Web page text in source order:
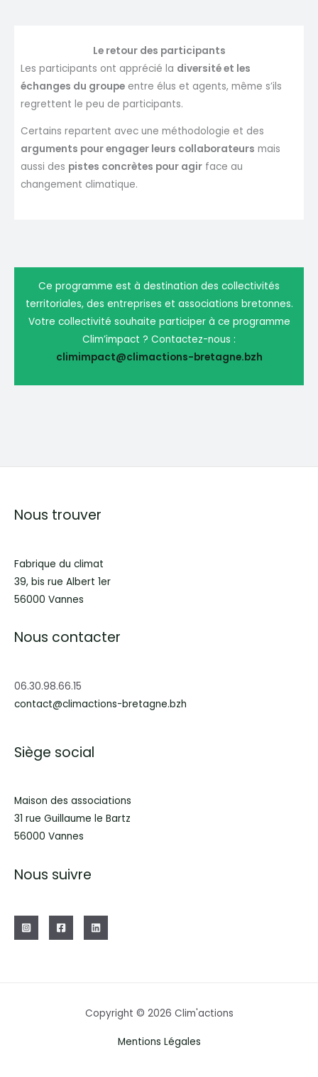
Le retour des participants
Les participants ont apprécié la diversité et les
échanges du groupe entre élus et agents, même s’ils
regrettent le peu de participants.
Certains repartent avec une méthodologie et des
arguments pour engager leurs collaborateurs mais
aussi des pistes concrètes pour agir face au
changement climatique.
Ce programme est à destination des collectivités
territoriales, des entreprises et associations bretonnes.
Votre collectivité souhaite participer à ce programme
Clim’impact ? Contactez-nous :
climimpact@climactions-bretagne.bzh
Nous trouver
Fabrique du climat
39, bis rue Albert 1er
56000 Vannes
Nous contacter
06.30.98.66.15
contact@climactions-bretagne.bzh
Siège social
Maison des associations
31 rue Guillaume le Bartz
56000 Vannes
Nous suivre
Copyright © 2026 Clim'actions
Mentions Légales